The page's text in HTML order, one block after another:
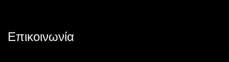
Επικοινωνία